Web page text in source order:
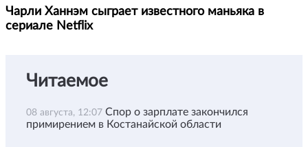
Чарли Ханнэм сыграет известного маньяка в
сериале Netflix
Читаемое
08 августа, 12:07 Спор о зарплате закончился
примирением в Костанайской области